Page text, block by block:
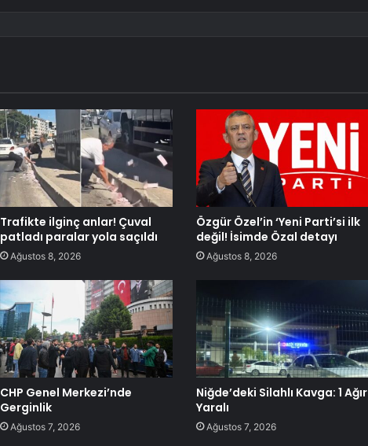
Trafikte ilginç anlar! Çuval
patladı paralar yola saçıldı
Ağustos 8, 2026
Özgür Özel’in ‘Yeni Parti’si ilk
değil! İsimde Özal detayı
Ağustos 8, 2026
CHP Genel Merkezi’nde
Gerginlik
Ağustos 7, 2026
Niğde’deki Silahlı Kavga: 1 Ağır
Yaralı
Ağustos 7, 2026